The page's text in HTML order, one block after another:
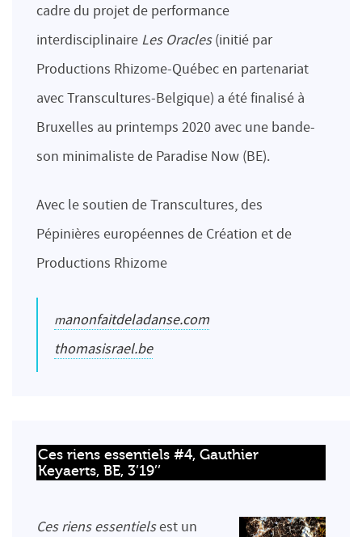
cadre du projet de performance
interdisciplinaire Les Oracles(initié par
Productions Rhizome-Québec en partenariat
avec Transcultures-Belgique) a été finalisé à
Bruxelles au printemps 2020 avec une bande-
son minimaliste de Paradise Now (BE).
Avec le soutien de Transcultures, des
Pépinières européennes de Création et de
Productions Rhizome
manonfaitdeladanse.com
thomasisrael.be
Ces riens essentiels #4, Gauthier
Keyaerts, BE, 3’19’’
Ces riens essentielsest un